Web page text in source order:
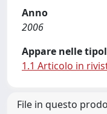
Anno
2006
Appare nelle
1.1 Articolo in
File in questo